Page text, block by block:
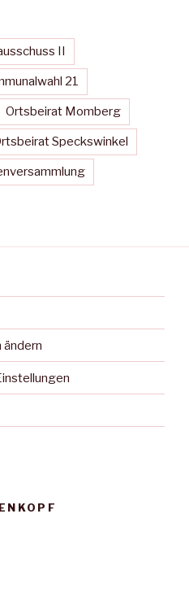
II
21
Ortsbeirat Momberg
Speckswinkel